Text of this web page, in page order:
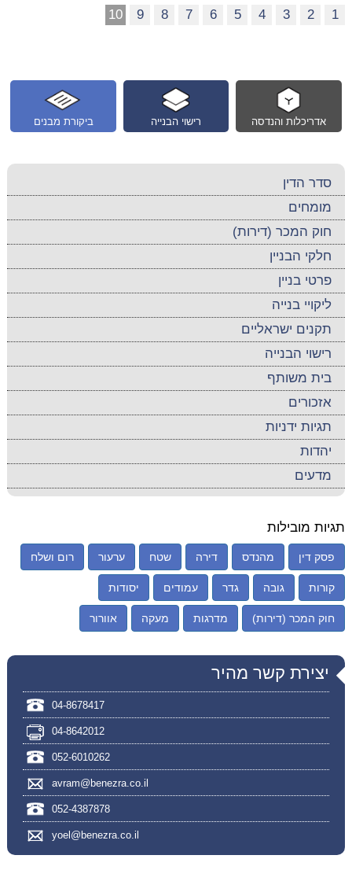
1
2
3
4
5
6
7
8
9
10
ביקורת מבנים רישוי הבנייה אדריכלות והנדסה
סדר הדין
מומחים
חוק המכר (דירות)
חלקי הבניין
פרטי בניין
ליקויי בנייה
תקנים ישראליים
רישוי הבנייה
בית משותף
אזכורים
תגיות ידניות
יהדות
מדעים
תגיות מובילות
פסק דין מהנדס דירה שטח ערעור רום ושלח
קורות גובה גדר עמודים יסודות
חוק המכר (דירות) מדרגות מעקה אוורור
יצירת קשר מהיר
04-8678417
04-8642012
052-6010262
avram@benezra.co.il
052-4387878
yoel@benezra.co.il